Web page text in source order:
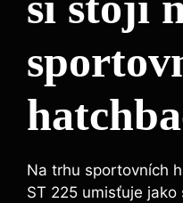
Na trhu sportovních
ST 225 umisťuje